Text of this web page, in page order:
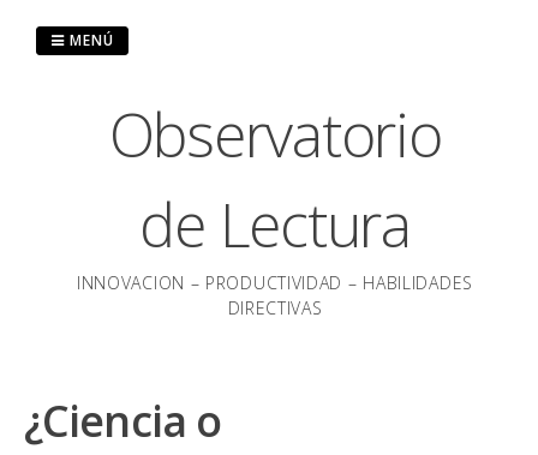
Observatorio
de Lectura
INNOVACION – PRODUCTIVIDAD – HABILIDADES
DIRECTIVAS
MENÚ
¿Ciencia o